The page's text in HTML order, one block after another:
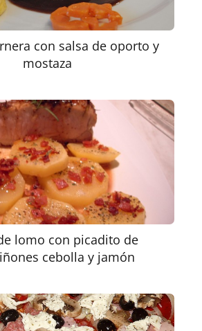
con salsa de oporto y
mostaza
lomo con picadito de
cebolla y jamón